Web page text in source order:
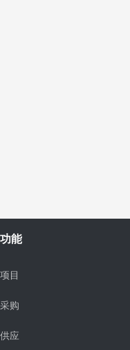
功能
项目
采购
供应